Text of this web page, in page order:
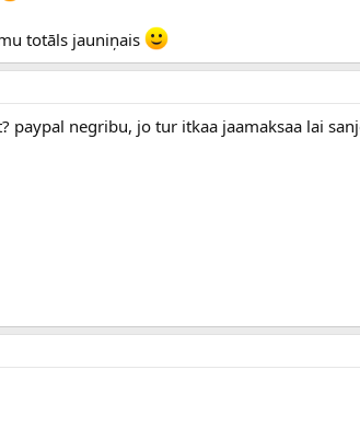
totāls jauniņais
paypal negribu, jo tur itkaa jaamaksaa lai